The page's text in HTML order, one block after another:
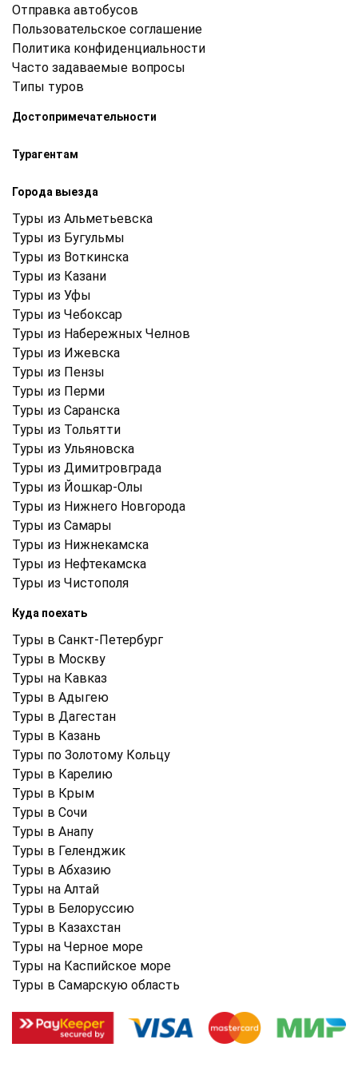
Отправка автобусов
Пользовательское соглашение
Политика конфиденциальности
Часто задаваемые вопросы
Типы туров
Достопримечательности
Турагентам
Города выезда
Туры из Альметьевска
Туры из Бугульмы
Туры из Воткинска
Туры из Казани
Туры из Уфы
Туры из Чебоксар
Туры из Набережных Челнов
Туры из Ижевска
Туры из Пензы
Туры из Перми
Туры из Саранска
Туры из Тольятти
Туры из Ульяновска
Туры из Димитровграда
Туры из Йошкар-Олы
Туры из Нижнего Новгорода
Туры из Самары
Туры из Нижнекамска
Туры из Нефтекамска
Туры из Чистополя
Куда поехать
Туры в Санкт-Петербург
Туры в Москву
Туры на Кавказ
Туры в Адыгею
Туры в Дагестан
Туры в Казань
Туры по Золотому Кольцу
Туры в Карелию
Туры в Крым
Туры в Cочи
Туры в Анапу
Туры в Геленджик
Туры в Абхазию
Туры на Алтай
Туры в Белоруссию
Туры в Казахстан
Туры на Черное море
Туры на Каспийское море
Туры в Самарскую область